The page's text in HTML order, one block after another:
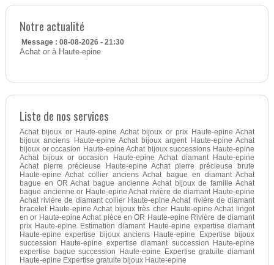
Notre actualité
Message : 08-08-2026 - 21:30
Achat or à Haute-epine
Liste de nos services
Achat bijoux or Haute-epine Achat bijoux or prix Haute-epine Achat
bijoux anciens Haute-epine Achat bijoux argent Haute-epine Achat
bijoux or occasion Haute-epine Achat bijoux successions Haute-epine
Achat bijoux or occasion Haute-epine Achat diamant Haute-epine
Achat pierre précieuse Haute-epine Achat pierre précieuse brute
Haute-epine Achat collier anciens Achat bague en diamant Achat
bague en OR Achat bague ancienne Achat bijoux de famille Achat
bague ancienne or Haute-epine Achat rivière de diamant Haute-epine
Achat rivière de diamant collier Haute-epine Achat rivière de diamant
bracelet Haute-epine Achat bijoux très cher Haute-epine Achat lingot
en or Haute-epine Achat pièce en OR Haute-epine Rivière de diamant
prix Haute-epine Estimation diamant Haute-epine expertise diamant
Haute-epine expertise bijoux anciens Haute-epine Expertise bijoux
succession Haute-epine expertise diamant succession Haute-epine
expertise bague succession Haute-epine Expertise gratuite diamant
Haute-epine Expertise gratuite bijoux Haute-epine